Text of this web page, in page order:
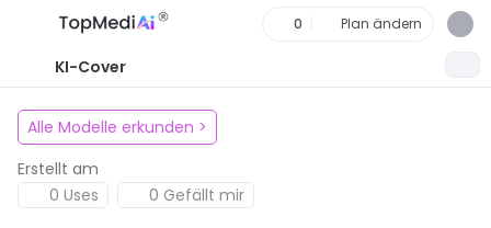
KI-Cover
0 Plan ändern
Alle Modelle erkunden >
Erstellt am
0 Uses
0 Gefällt mir